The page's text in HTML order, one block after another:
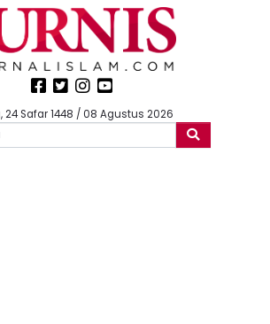
24 Safar 1448 / 08 Agustus 2026